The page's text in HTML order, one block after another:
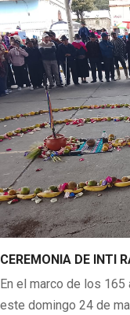
CEREMONIA DE INTI
En el marco de los
este domingo 24 de